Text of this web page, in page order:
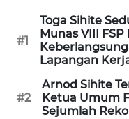
#1
Toga Sihite
Munas VIII FSP
Lapangan
#2
Arnod Sihite
Ketua Umum
Sejumlah
WALINKI
ID
MAWAKA
ID